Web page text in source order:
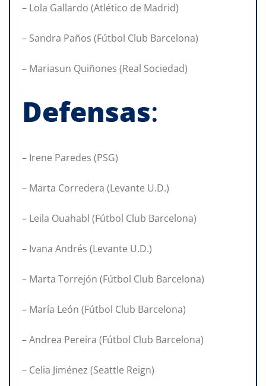
– Lola Gallardo (Atlético de Madrid)
– Sandra Paños (Fútbol Club Barcelona)
– Mariasun Quiñones (Real Sociedad)
Defensas:
– Irene Paredes (PSG)
– Marta Corredera (Levante U.D.)
– Leila Ouahabl (Fútbol Club Barcelona)
– Ivana Andrés (Levante U.D.)
– Marta Torrejón (Fútbol Club Barcelona)
– María León (Fútbol Club Barcelona)
– Andrea Pereira (Fútbol Club Barcelona)
– Celia Jiménez (Seattle Reign)